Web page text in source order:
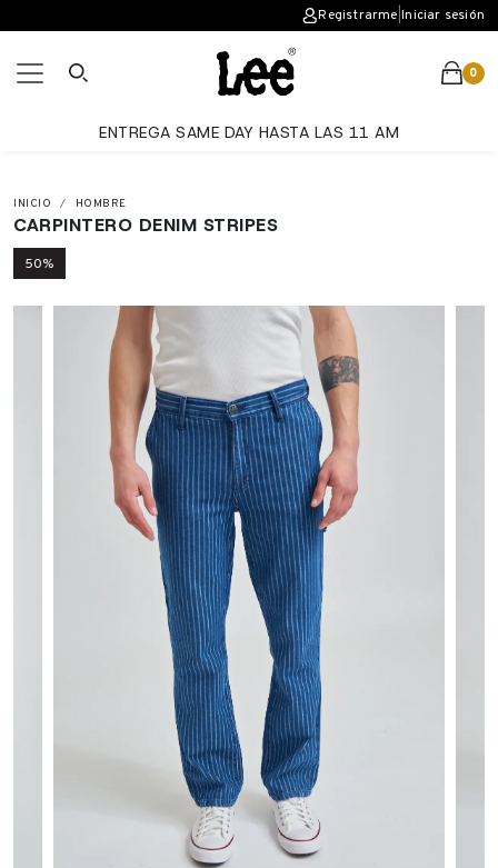
Registrarme |Iniciar sesión
0
ENTREGA SAME DAY HASTA LAS 11 AM
INICIO HOMBRE
CARPINTERO DENIM STRIPES
50%